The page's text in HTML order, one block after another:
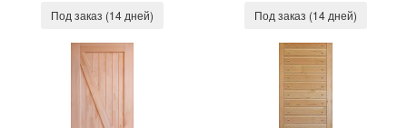
Под заказ (14 дней) Под заказ (14 дней)